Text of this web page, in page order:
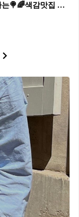
이번 협업도 탐나는🍭🌈색감맛집 아디다스 x 스포티앤리치 핸드볼 스페지알👟 5/23(목) 발매🗓️